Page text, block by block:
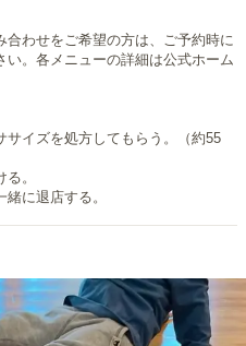
わせをご希望の方は、ご予約時に
。各メニューの詳細は公式ホーム
イズを処方してもらう。（約55
。